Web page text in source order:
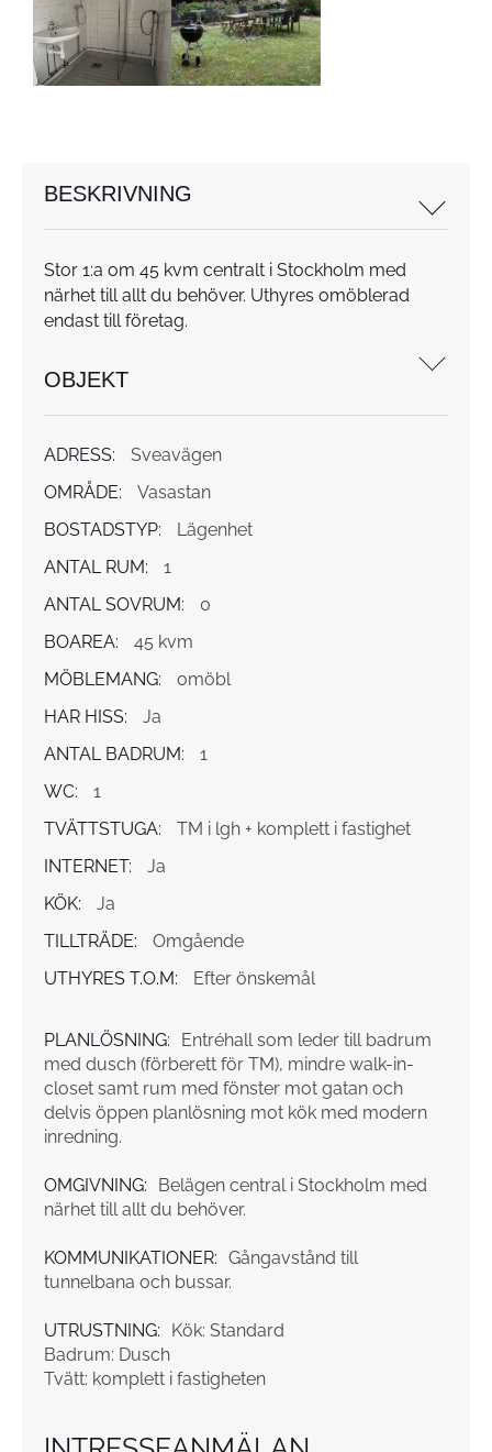
BESKRIVNING
Stor 1:a om 45 kvm centralt i Stockholm med
närhet till allt du behöver. Uthyres omöblerad
endast till företag.
OBJEKT
ADRESS:
Sveavägen
OMRÅDE:
Vasastan
BOSTADSTYP:
Lägenhet
ANTAL RUM:
1
ANTAL SOVRUM:
0
BOAREA:
45 kvm
MÖBLEMANG:
omöbl
HAR HISS:
Ja
ANTAL BADRUM:
1
WC:
1
TVÄTTSTUGA:
TM i lgh + komplett i fastighet
INTERNET:
Ja
KÖK:
Ja
TILLTRÄDE:
Omgående
UTHYRES T.O.M:
Efter önskemål
PLANLÖSNING:
Entréhall som leder till badrum
med dusch (förberett för TM), mindre walk-in-
closet samt rum med fönster mot gatan och
delvis öppen planlösning mot kök med modern
inredning.
OMGIVNING:
Belägen central i Stockholm med
närhet till allt du behöver.
KOMMUNIKATIONER: Gångavstånd till
tunnelbana och bussar.
UTRUSTNING:
Kök: Standard
Badrum: Dusch
Tvätt: komplett i fastigheten